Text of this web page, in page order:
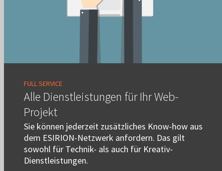
FULL SERVICE
Alle Dienstleistungen für Ihr Web-
Projekt
Sie können jederzeit zusätzliches Know-how aus
dem ESIRION-Netzwerk anfordern. Das gilt
sowohl für Technik- als auch für Kreativ-
Dienstleistungen.